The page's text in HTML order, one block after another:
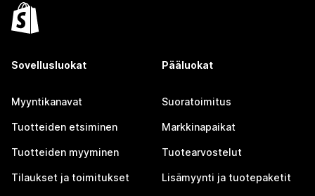
Sovellusluokat
Myyntikanavat
Tuotteiden etsiminen
Tuotteiden myyminen
Tilaukset ja toimitukset
Pääluokat
Suoratoimitus
Markkinapaikat
Tuotearvostelut
Lisämyynti ja tuotepaketit